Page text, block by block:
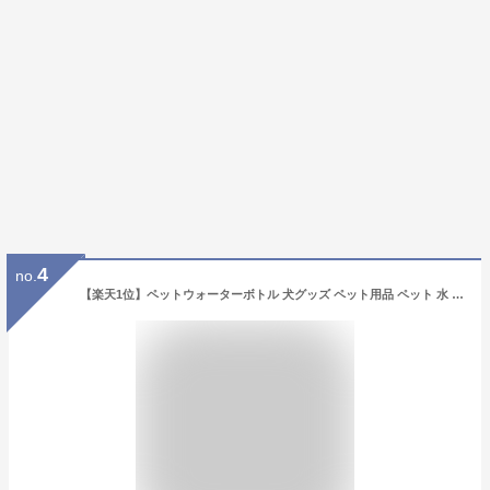
no. 4
【楽天1位】ペットウォーターボトル 犬グッズ ペット用品 ペット 水 水飲み ボトル 犬 ペットボトル ペット給水器 犬 グッズ 散歩 外出 ドライブ 旅行 漏れ防止 ワンタッチ 贈り物